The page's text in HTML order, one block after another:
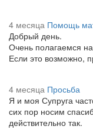
4 месяца Помощь
Добрый день.
Очень полагаемся
Если это возможно,
4 месяца Просьба
Я и моя Супруга
сих пор носим
действительно так.